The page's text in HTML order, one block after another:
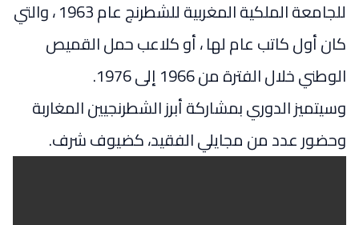
للجامعة الملكية المغربية للشطرنج عام 1963 ، والتي
كان أول كاتب عام لها ، أو كلاعب حمل القميص
الوطني خلال الفترة من 1966 إلى 1976.
وسيتميز الدوري بمشاركة أبرز الشطرنجيين المغاربة
وحضور عدد من مجايلي الفقيد، كضيوف شرف.